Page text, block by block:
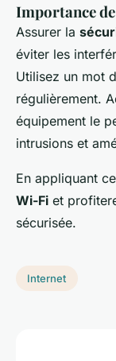
Importance
Assurer la
éviter les
Utilisez un mot
régulièrement.
équipement le
intrusions et
En appliquant
Wi-Fi et
sécurisée.
Internet